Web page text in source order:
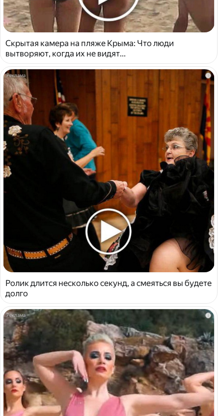
Скрытая камера на пляже Крыма: Что люди
вытворяют, когда их не видят...
i
Ролик длится несколько секунд, а смеяться вы будете
долго
i